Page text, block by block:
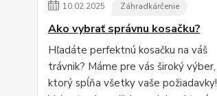
10.02.2025 Záhradkárčenie
Ako vybrať správnu kosačku?
Hľadáte perfektnú kosačku na váš
trávnik? Máme pre vás široký výber,
ktorý spĺňa všetky vaše požiadavky!